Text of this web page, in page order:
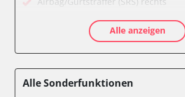
Aktivlenkung
Anhängersteuergerät
Bedieneinheit Mittelkonsole
Alle anzeigen
Alle Sonderfunktionen